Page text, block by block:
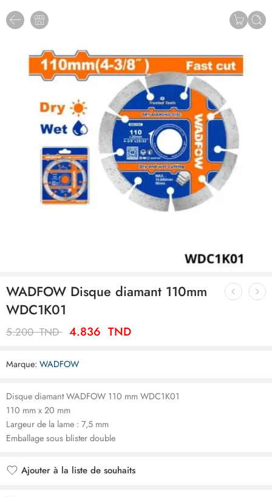
WADFOW Disque diamant 110mm
WDC1K01
5.200TND 4.836 TND
Marque: WADFOW
Disque diamant WADFOW 110 mm WDC1K01
110 mm x 20 mm
Largeur de la lame : 7,5 mm
Emballage sous blister double
Ajouter à la liste de souhaits